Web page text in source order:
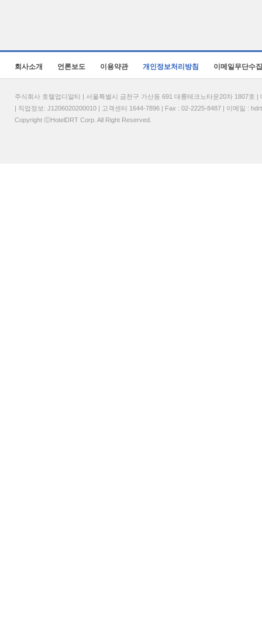
회사소개 언론보도 이용약관 개인정보처리방침 이메일무단수
주식회사 호텔업디알티 | 서울특별시 금천구 가산동 691 대륭테크노타운20차 1807
| 직업정보: J1206020200010 | 고객센터 1644-7896 | Fax : 02-2225-8487 | 이메일 :
Copyright ⓒHotelDRT Corp. All Right Reserved.